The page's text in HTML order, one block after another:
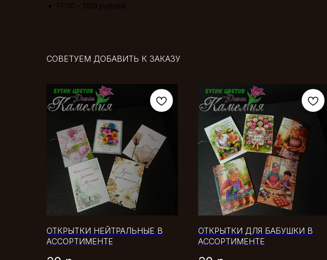
ГРЭС - 1350 рублей.
СОВЕТУЕМ ДОБАВИТЬ К ЗАКАЗУ
ОТКРЫТКИ НЕЙТРАЛЬНЫЕ В
АССОРТИМЕНТЕ
ОТКРЫТКИ ДЛЯ БАБУШКИ В
АССОРТИМЕНТЕ